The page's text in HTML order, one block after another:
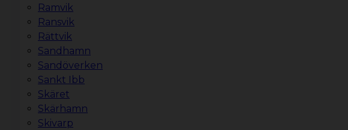
Ramvik
Ransvik
Rättvik
Sandhamn
Sandöverken
Sankt Ibb
Skäret
Skärhamn
Skivarp